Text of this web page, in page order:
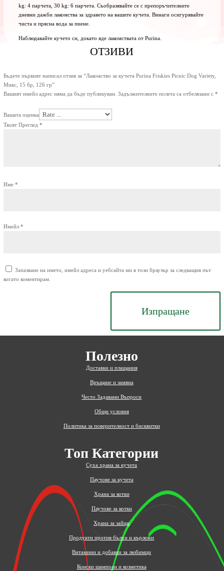
kg: 4 парчета, 30 kg: 6 парчета. Съобразявайте се с препоръчителните
дневни дажби лакомства за здравето на вашите кучета. Винаги осигурявайте
чиста и прясна вода за пиене.
Наблюдавайте кучето си, докато яде лакомствата от Purina.
ОТЗИВИ
Бъдете първият написал отзив за “Лакомство за кучета Purina Friskies Picnic Dog Variety,
Микс, 15 бр, 126 гр”
Вашият имейл адрес няма да бъде публикуван. Задължителните полета са отбелязани с *
Вашата оценка
Твоят Преглед *
Име *
Имейл *
Запазване на името, имейл адреса и уебсайта ми в този браузър за следващия път
когато коментирам.
Изпращане
Полезно
Доставки и плащания
Връщане и замяна
Често Задавани Въпроси
Общи условия
Политика за поверителност и бисквитки
Топ Категории
Суха храна за кучета
Паучове за кучета
Храна за котки
Паучове за котки
Храна за зайци
Продукти против бълхи и кърлежи
Витамини и добавки за любимци
Конски шампоан и козметика